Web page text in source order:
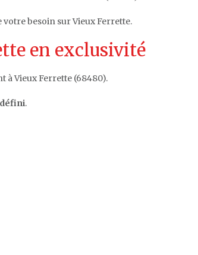
besoin sur Vieux Ferrette.
en exclusivité
à Vieux Ferrette (68480).
.